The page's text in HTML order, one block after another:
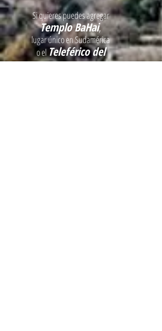
Si quieres puedes agregar
Templo BaHai,
lugar único en Sudamérica
o elTeleférico del
Cerro San Cristóbal